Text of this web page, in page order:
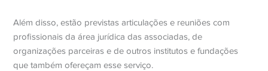
Além disso, estão previstas articulações e reuniões com
profissionais da área jurídica das associadas, de
organizações parceiras e de outros institutos e fundações
que também ofereçam esse serviço.